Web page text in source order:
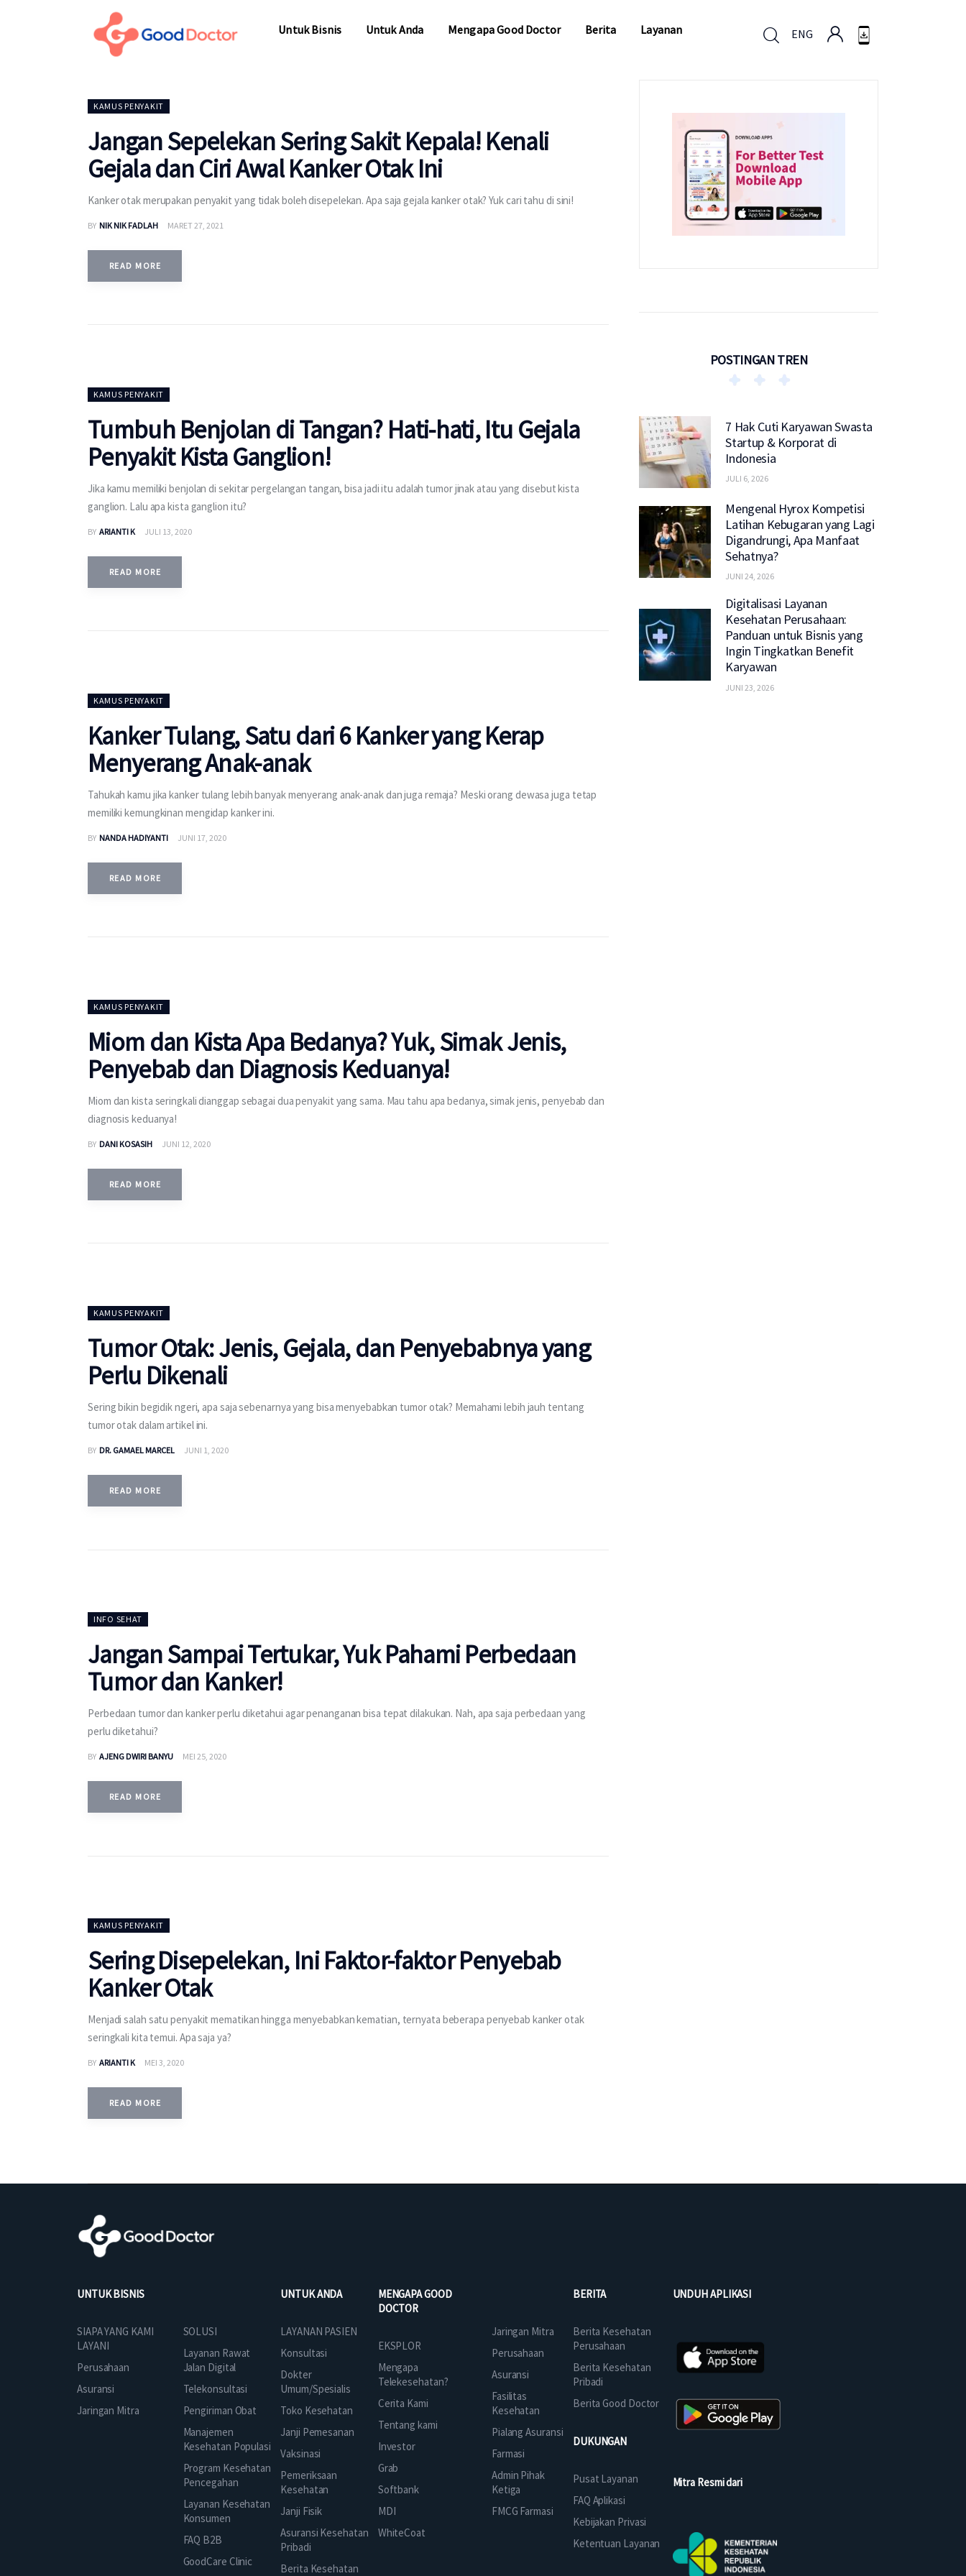
Untuk Bisnis Untuk Anda Mengapa Good Doctor Berita Layanan ENG
KAMUS PENYAKIT
Jangan Sepelekan Sering Sakit Kepala! Kenali
Gejala dan Ciri Awal Kanker Otak Ini
Kanker otak merupakan penyakit yang tidak boleh disepelekan. Apa saja gejala kanker otak? Yuk cari tahu di sini!
BY NIK NIK FADLAH MARET 27, 2021
READ MORE
KAMUS PENYAKIT
Tumbuh Benjolan di Tangan? Hati-hati, Itu Gejala
Penyakit Kista Ganglion!
Jika kamu memiliki benjolan di sekitar pergelangan tangan, bisa jadi itu adalah tumor jinak atau yang disebut kista
ganglion. Lalu apa kista ganglion itu?
BY ARIANTI K JULI 13, 2020
READ MORE
KAMUS PENYAKIT
Kanker Tulang, Satu dari 6 Kanker yang Kerap
Menyerang Anak-anak
Tahukah kamu jika kanker tulang lebih banyak menyerang anak-anak dan juga remaja? Meski orang dewasa juga tetap
memiliki kemungkinan mengidap kanker ini.
BY NANDA HADIYANTI JUNI 17, 2020
READ MORE
KAMUS PENYAKIT
Miom dan Kista Apa Bedanya? Yuk, Simak Jenis,
Penyebab dan Diagnosis Keduanya!
Miom dan kista seringkali dianggap sebagai dua penyakit yang sama. Mau tahu apa bedanya, simak jenis, penyebab dan
diagnosis keduanya!
BY DANI KOSASIH JUNI 12, 2020
READ MORE
KAMUS PENYAKIT
Tumor Otak: Jenis, Gejala, dan Penyebabnya yang
Perlu Dikenali
Sering bikin begidik ngeri, apa saja sebenarnya yang bisa menyebabkan tumor otak? Memahami lebih jauh tentang
tumor otak dalam artikel ini.
BY DR. GAMAEL MARCEL JUNI 1, 2020
READ MORE
INFO SEHAT
Jangan Sampai Tertukar, Yuk Pahami Perbedaan
Tumor dan Kanker!
Perbedaan tumor dan kanker perlu diketahui agar penanganan bisa tepat dilakukan. Nah, apa saja perbedaan yang
perlu diketahui?
BY AJENG DWIRI BANYU MEI 25, 2020
READ MORE
KAMUS PENYAKIT
Sering Disepelekan, Ini Faktor-faktor Penyebab
Kanker Otak
Menjadi salah satu penyakit mematikan hingga menyebabkan kematian, ternyata beberapa penyebab kanker otak
seringkali kita temui. Apa saja ya?
BY ARIANTI K MEI 3, 2020
READ MORE
POSTINGAN TREN
7 Hak Cuti Karyawan Swasta
Startup & Korporat di
Indonesia
JULI 6, 2026
Mengenal Hyrox Kompetisi
Latihan Kebugaran yang Lagi
Digandrungi, Apa Manfaat
Sehatnya?
JUNI 24, 2026
Digitalisasi Layanan
Kesehatan Perusahaan:
Panduan untuk Bisnis yang
Ingin Tingkatkan Benefit
Karyawan
JUNI 23, 2026
UNTUK BISNIS
SIAPA YANG KAMI
LAYANI
Perusahaan
Asuransi
Jaringan Mitra
SOLUSI
Layanan Rawat
Jalan Digital
Telekonsultasi
Pengiriman Obat
Manajemen
Kesehatan Populasi
Program Kesehatan
Pencegahan
Layanan Kesehatan
Konsumen
FAQ B2B
GoodCare Clinic
UNTUK ANDA
LAYANAN PASIEN
Konsultasi
Dokter
Umum/Spesialis
Toko Kesehatan
Janji Pemesanan
Vaksinasi
Pemeriksaan
Kesehatan
Janji Fisik
Asuransi Kesehatan
Pribadi
Berita Kesehatan
MENGAPA GOOD
DOCTOR
EKSPLOR
Mengapa
Telekesehatan?
Cerita Kami
Tentang kami
Investor
Grab
Softbank
MDI
WhiteCoat
Jaringan Mitra
Perusahaan
Asuransi
Fasilitas
Kesehatan
Pialang Asuransi
Farmasi
Admin Pihak
Ketiga
FMCG Farmasi
BERITA
Berita Kesehatan
Perusahaan
Berita Kesehatan
Pribadi
Berita Good Doctor
DUKUNGAN
Pusat Layanan
FAQ Aplikasi
Kebijakan Privasi
Ketentuan Layanan
UNDUH APLIKASI
Mitra Resmi dari